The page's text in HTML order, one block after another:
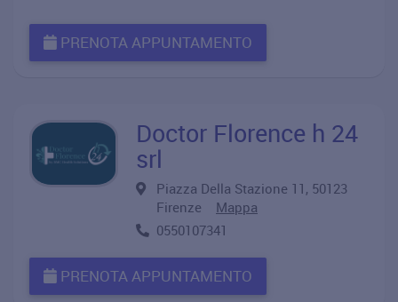
PRENOTA APPUNTAMENTO
Doctor Florence h 24
srl
Piazza Della Stazione 11, 50123
Firenze Mappa
0550107341
PRENOTA APPUNTAMENTO